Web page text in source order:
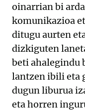
oinarrian bi
komunikazioa
ditugu aurten
dizkiguten
beti ahalegindu
lantzen ibili eta
dugun liburua
eta horren